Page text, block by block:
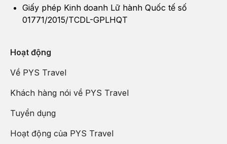
Giấy phép Kinh doanh Lữ hành Quốc tế số
01771/2015/TCDL-GPLHQT
Hoạt động
Về PYS Travel
Khách hàng nói về PYS Travel
Tuyển dụng
Hoạt động của PYS Travel